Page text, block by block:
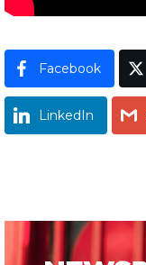
Facebook
LinkedIn